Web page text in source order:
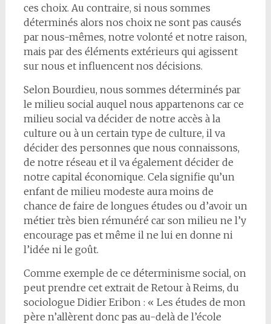
ces choix. Au contraire, si nous sommes
déterminés alors nos choix ne sont pas causés
par nous-mêmes, notre volonté et notre raison,
mais par des éléments extérieurs qui agissent
sur nous et influencent nos décisions.
Selon Bourdieu, nous sommes déterminés par
le milieu social auquel nous appartenons car ce
milieu social va décider de notre accès à la
culture ou à un certain type de culture, il va
décider des personnes que nous connaissons,
de notre réseau et il va également décider de
notre capital économique. Cela signifie qu’un
enfant de milieu modeste aura moins de
chance de faire de longues études ou d’avoir un
métier très bien rémunéré car son milieu ne l’y
encourage pas et même il ne lui en donne ni
l’idée ni le goût.
Comme exemple de ce déterminisme social, on
peut prendre cet extrait de Retour à Reims, du
sociologue Didier Eribon : « Les études de mon
père n’allèrent donc pas au-delà de l’école